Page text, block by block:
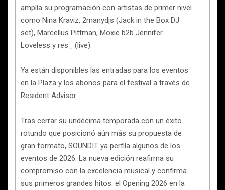
amplía su programación con artistas de primer nivel
como Nina Kraviz, 2manydjs (Jack in the Box DJ
set), Marcellus Pittman, Moxie b2b Jennifer
Loveless y res_ (live).
Ya están disponibles las entradas para los eventos
en la Plaza y los abonos para el festival a través de
Resident Advisor.
Tras cerrar su undécima temporada con un éxito
rotundo que posicionó aún más su propuesta de
gran formato, SOUNDIT ya perfila algunos de los
eventos de 2026. La nueva edición reafirma su
compromiso con la excelencia musical y confirma
sus primeros grandes hitos: el Opening 2026 en la